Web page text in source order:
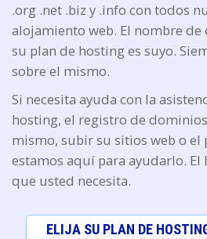
.org .net .biz y .info con todos
alojamiento web. El nombre
su plan de hosting es suyo.
sobre el mismo.
Si necesita ayuda con la
hosting, el registro de
mismo, subir su sitios web o el
estamos aquí para ayudarlo. El
que usted necesita.
ELIJA SU PLAN DE